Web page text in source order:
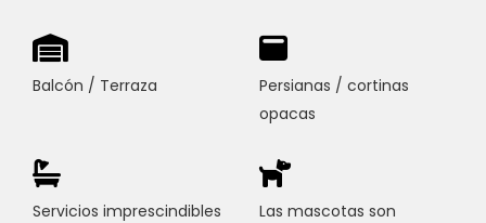
Balcón / Terraza
Persianas / cortinas
opacas
Servicios imprescindibles
Las mascotas son